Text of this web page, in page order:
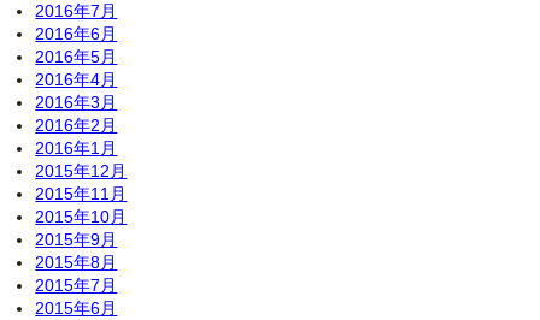
2016年7月
2016年6月
2016年5月
2016年4月
2016年3月
2016年2月
2016年1月
2015年12月
2015年11月
2015年10月
2015年9月
2015年8月
2015年7月
2015年6月